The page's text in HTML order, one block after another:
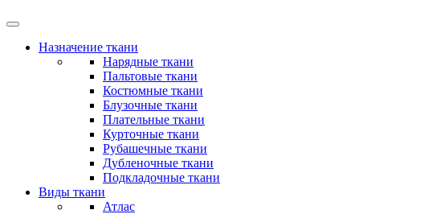
Назначение ткани
Нарядные ткани
Пальтовые ткани
Костюмные ткани
Блузочные ткани
Плательные ткани
Курточные ткани
Рубашечные ткани
Дубленочные ткани
Подкладочные ткани
Виды ткани
Атлас